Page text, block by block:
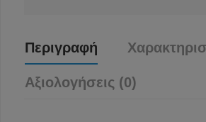
Περιγραφή
Αξιολογήσεις (0)